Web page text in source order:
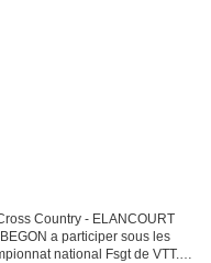
Country - ELANCOURT
a participer sous les
national Fsgt de VTT.